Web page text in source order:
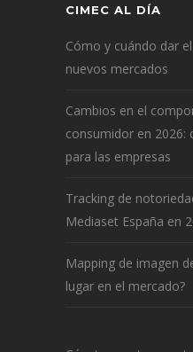
CIMEC AL DÍA
Cómo y cuándo dar
nuevos mercados
Cambios en el
consumidor en 2026:
para las empresas
Tracking de
Mediaset España en
Mapping de imagen
lugar en el mercado?